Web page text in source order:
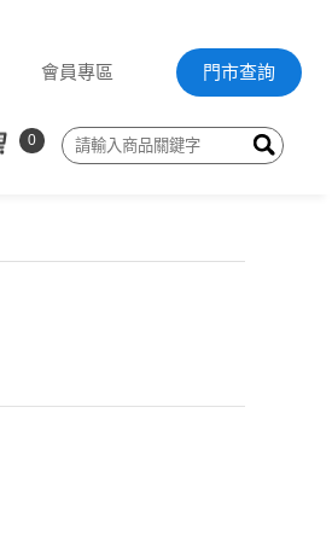
會員專區 門市查詢
0